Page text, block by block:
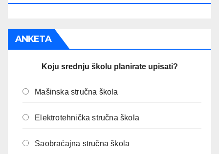
ANKETA
Koju srednju školu planirate upisati?
Mašinska stručna škola
Elektrotehnička stručna škola
Saobraćajna stručna škola